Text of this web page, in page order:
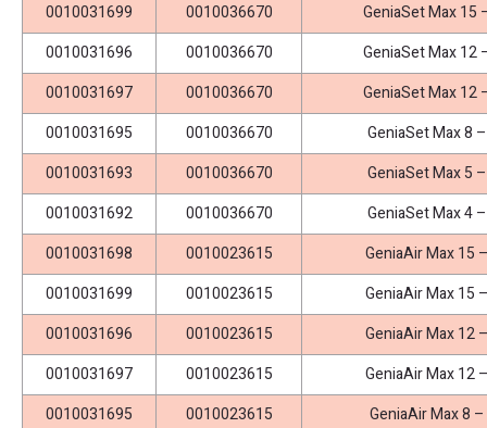
0010031699
0010036670
GeniaSet Max 15
0010031696
0010036670
GeniaSet Max 12
0010031697
0010036670
GeniaSet Max 12
0010031695
0010036670
GeniaSet Max 8
0010031693
0010036670
GeniaSet Max 5
0010031692
0010036670
GeniaSet Max 4
0010031698
0010023615
GeniaAir Max 15
0010031699
0010023615
GeniaAir Max 15
0010031696
0010023615
GeniaAir Max 12
0010031697
0010023615
GeniaAir Max 12
0010031695
0010023615
GeniaAir Max 8